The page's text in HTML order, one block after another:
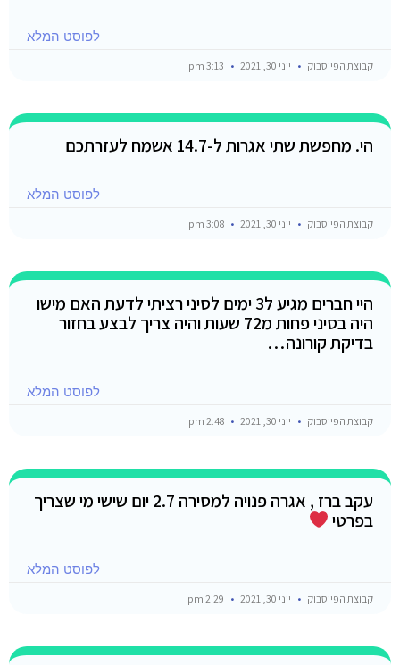
לפוסט המלא
קבוצת הפייסבוק יוני 30, 2021
הי. מחפשת שתי אגרות ל-14.7 אשמח לעזרתכם
לפוסט המלא
קבוצת הפייסבוק יוני 30, 2021
היי חברים מגיע ל3 ימים לסיני רציתי לדעת האם מישו
היה בסיני פחות מ72 שעות והיה צריך לבצע בחזור
בדיקת קורונה…
לפוסט המלא
קבוצת הפייסבוק יוני 30, 2021
עקב ברז , אגרה פנויה למסירה 2.7 יום שישי מי שצריך
בפרטי
לפוסט המלא
קבוצת הפייסבוק יוני 30, 2021